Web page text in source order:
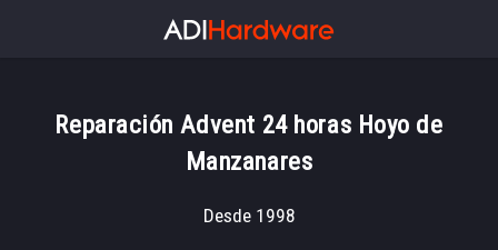
Reparación Advent 24 horas Hoyo de
Manzanares
Desde 1998